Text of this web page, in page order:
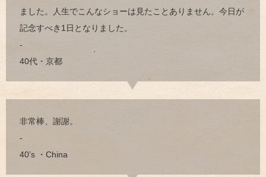
ました。人生でこんなショーは見たことありません。今日が
記念すべき1日となりました。
-
40代・京都
非常棒、謝謝。
-
40’s ・China